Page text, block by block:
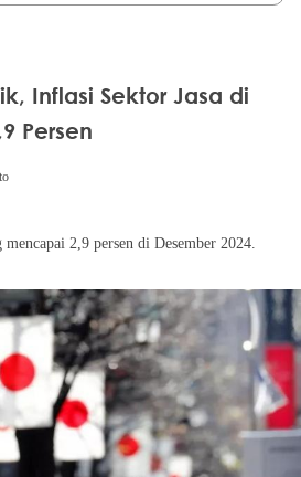
Inflasi Sektor Jasa di
Persen
2,9 persen di Desember 2024.